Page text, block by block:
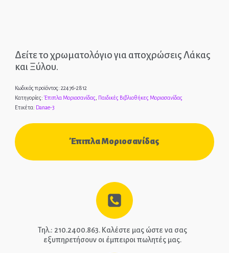
Δείτε το χρωματολόγιο για αποχρώσεις Λάκας
και Ξύλου.
Κωδικός προϊόντος: 22476-2812
Κατηγορίες: Έπιπλα Μοριοσανίδας
Παιδικές Βιβλιοθήκες Μοριοσανίδας
Ετικέτα: Danae-3
Έπιπλα Μοριοσανίδας
Τηλ.: 210.2400.863. Καλέστε μας ώστε να σας
εξυπηρετήσουν οι έμπειροι πωλητές μας.